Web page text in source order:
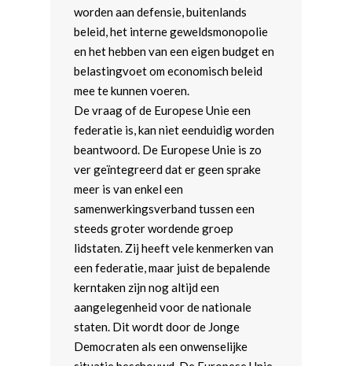
worden aan defensie, buitenlands
beleid, het interne geweldsmonopolie
en het hebben van een eigen budget en
belastingvoet om economisch beleid
mee te kunnen voeren.
De vraag of de Europese Unie een
federatie is, kan niet eenduidig worden
beantwoord. De Europese Unie is zo
ver geïntegreerd dat er geen sprake
meer is van enkel een
samenwerkingsverband tussen een
steeds groter wordende groep
lidstaten. Zij heeft vele kenmerken van
een federatie, maar juist de bepalende
kerntaken zijn nog altijd een
aangelegenheid voor de nationale
staten. Dit wordt door de Jonge
Democraten als een onwenselijke
Home
Word actief
Kennismaken met de JD
Agenda
Standpunten
Beginselenprogramma
Vereniging